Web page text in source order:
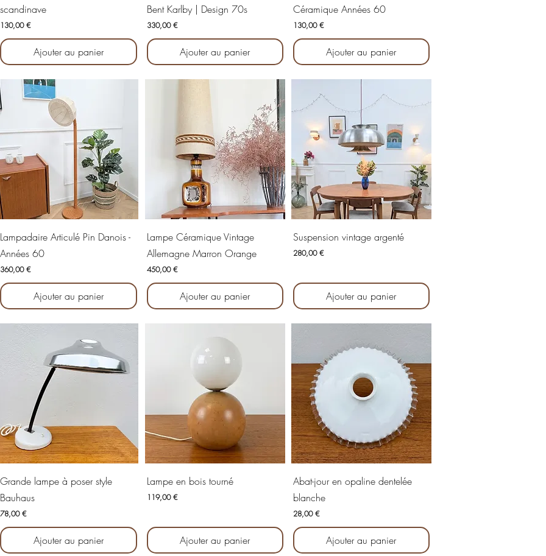
scandinave
Prix
130,00 €
Ajouter au panier
Bent Karlby | Design 70s
Prix
330,00 €
Ajouter au panier
Céramique Années 60
Prix
130,00 €
Ajouter au panier
Aperçu rapide
Lampadaire Articulé Pin Danois -
Années 60
Prix
360,00 €
Ajouter au panier
Aperçu rapide
Lampe Céramique Vintage
Allemagne Marron Orange
Prix
450,00 €
Ajouter au panier
Aperçu rapide
Suspension vintage argenté
Prix
280,00 €
Ajouter au panier
Aperçu rapide
Grande lampe à poser style
Bauhaus
Prix
78,00 €
Ajouter au panier
Aperçu rapide
Lampe en bois tourné
Prix
119,00 €
Ajouter au panier
Aperçu rapide
Abat-jour en opaline dentelée
blanche
Prix
28,00 €
Ajouter au panier